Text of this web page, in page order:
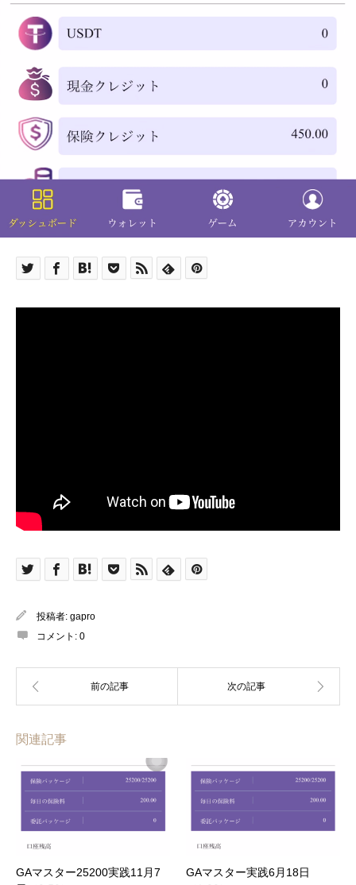
投稿者: gapro
コメント: 0
関連記事
GAマスター25200実践11月7
GAマスター実践6月18日